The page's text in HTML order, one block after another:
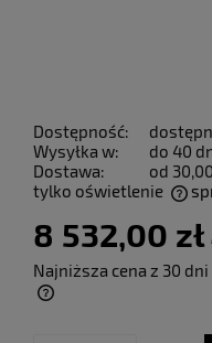
Dostępność:
Wysyłka w:
do 40
Dostawa:
od
tylko oświetlenie
8 532,00 zł
Najniższa cena z 30
30 dni, wyświetlana